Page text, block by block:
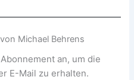
Michael Behrens
an, um die
E-Mail zu erhalten.